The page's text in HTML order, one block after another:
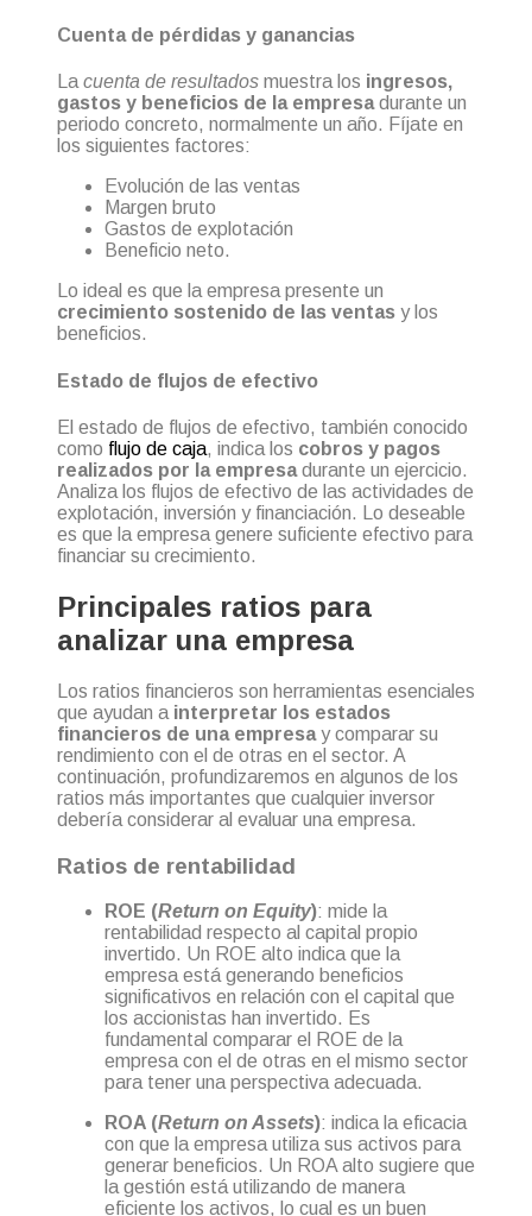
Cuenta de pérdidas y ganancias
Lacuenta de resultados muestra los ingresos,
gastos y beneficios de la empresadurante un
periodo concreto, normalmente un año. Fíjate en
los siguientes factores:
Evolución de las ventas
Margen bruto
Gastos de explotación
Beneficio neto.
Lo ideal es que la empresa presente un
crecimiento sostenido de las ventas y los
beneficios.
Estado de flujos de efectivo
El estado de flujos de efectivo, también conocido
como flujo de caja, indica los cobros y pagos
realizados por la empresadurante un ejercicio.
Analiza los flujos de efectivo de las actividades de
explotación, inversión y financiación. Lo deseable
es que la empresa genere suficiente efectivo para
financiar su crecimiento.
Principales ratios para
analizar una empresa
Los ratios financieros son herramientas esenciales
que ayudan a interpretar los estados
financieros de una empresay comparar su
rendimiento con el de otras en el sector. A
continuación, profundizaremos en algunos de los
ratios más importantes que cualquier inversor
debería considerar al evaluar una empresa.
Ratios de rentabilidad
ROE (Return on Equity): mide la
rentabilidad respecto al capital propio
invertido. Un ROE alto indica que la
empresa está generando beneficios
significativos en relación con el capital que
los accionistas han invertido. Es
fundamental comparar el ROE de la
empresa con el de otras en el mismo sector
para tener una perspectiva adecuada.
ROA (Return on Assets): indica la eficacia
con que la empresa utiliza sus activos para
generar beneficios. Un ROA alto sugiere que
la gestión está utilizando de manera
eficiente los activos, lo cual es un buen